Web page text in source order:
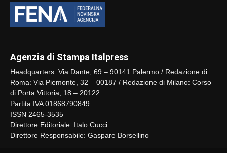
Agenzia di Stampa Italpress
Headquarters: Via Dante, 69 – 90141 Palermo / Redazione di
Roma: Via Piemonte, 32 – 00187 / Redazione di Milano: Corso
di Porta Vittoria, 18 – 20122
Partita IVA 01868790849
ISSN 2465-3535
Direttore Editoriale: Italo Cucci
Direttore Responsabile: Gaspare Borsellino